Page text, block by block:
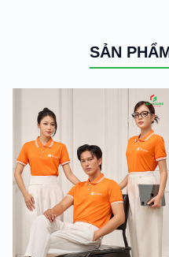
SẢN